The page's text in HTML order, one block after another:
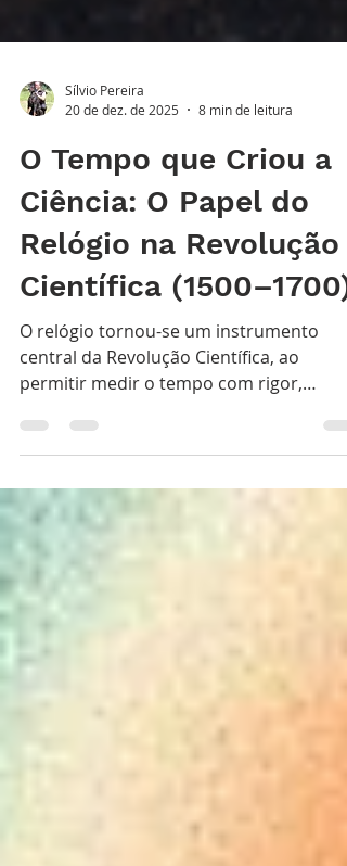
Sílvio Pereira
20 de dez. de 2025
8 min de leitura
O Tempo que Criou a
Ciência: O Papel do
Relógio na Revolução
Científica (1500–1700)
O relógio tornou-se um instrumento
central da Revolução Científica, ao
e transformar o tempo numa grandeza
científica.